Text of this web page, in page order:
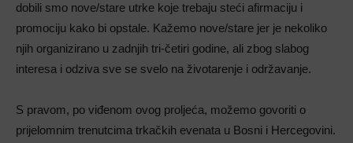
dobili smo nove/stare utrke koje trebaju steći afirmaciju i
promociju kako bi opstale. Kažemo nove/stare jer je nekoliko
njih organizirano u zadnjih tri-četiri godine, ali zbog slabog
interesa i odziva sve se svelo na životarenje i održavanje.
S pravom, po viđenom ovog proljeća, možemo govoriti o
prijelomnim trenutcima trkačkih evenata u Bosni i Hercegovini.